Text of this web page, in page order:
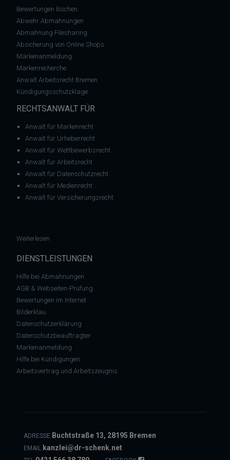
Bewertungen löschen
Abwehr Abmahnungen
Abmahnung Filesharing
Absicherung von Online Shops
Markenanmeldung
Markenrecherche
Anwalt Arbeitsrecht Bremen
Kündigungsschutzklage
RECHTSANWALT FÜR
Anwalt für Markenrecht
Anwalt für Urheberrecht
Anwalt für Wettbewerbsrecht
Anwalt für Arbeitsrecht
Anwalt für Datenschutzrecht
Anwalt für Medienrecht
Anwalt für Versicherungsrecht
Weiterlesen
DIENSTLEISTUNGEN
Hilfe bei Abmahnungen
AGB & Webseiten-Prüfung
Bewertungen im Internet
Bilderklau
Datenschutzerklärung
Datenschutzbeauftragter
Markenanmeldung
Hilfe bei Kündigungen
Arbeitsvertrag und Arbeitszeugnis
ADRESSE Buchtstraße 13, 28195 Bremen
EMAIL kanzlei@dr-schenk.net